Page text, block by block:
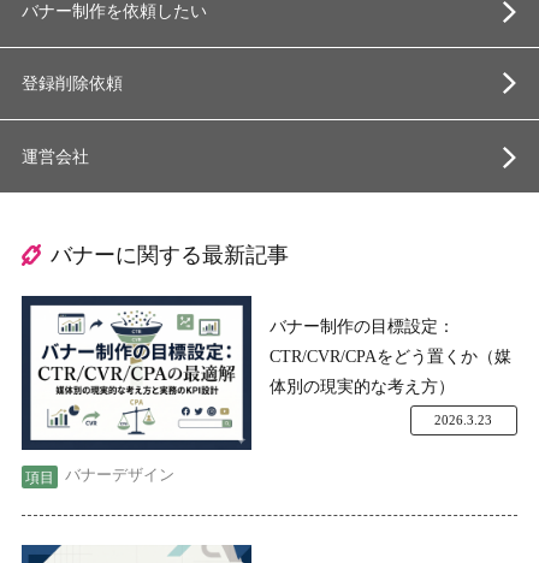
バナー制作を依頼したい
登録削除依頼
運営会社
バナーに関する最新記事
バナー制作の目標設定：
CTR/CVR/CPAをどう置くか（媒
体別の現実的な考え方）
バナーデザイン
2026.3.23